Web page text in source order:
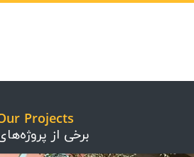
Projects
برخی از